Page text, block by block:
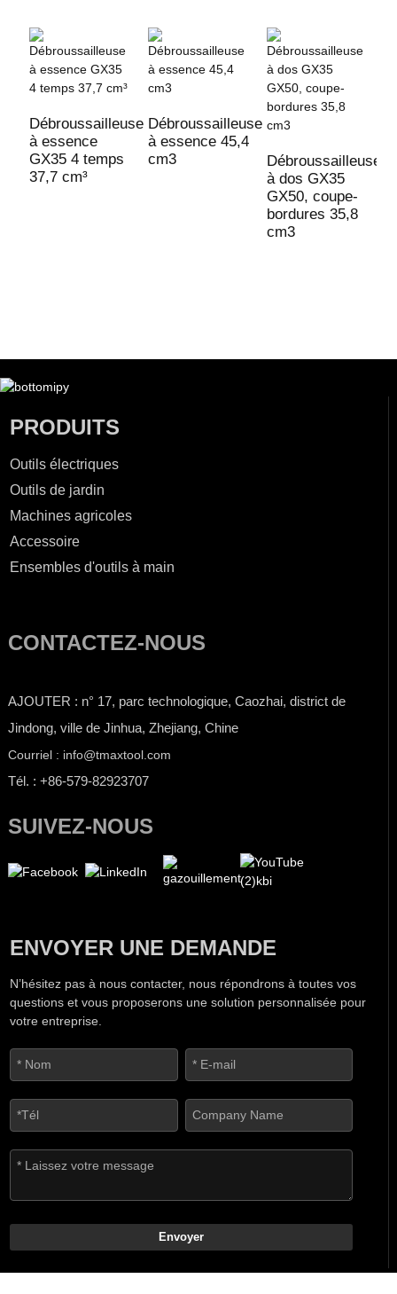
Débroussailleuse
à essence
GX35 4 temps
37,7 cm³
Débroussailleuse
à essence 45,4
cm3
Débroussailleuse
à dos GX35
GX50, coupe-
bordures 35,8
cm3
PRODUITS
Outils électriques
Outils de jardin
Machines agricoles
Accessoire
Ensembles d'outils à main
CONTACTEZ-NOUS
AJOUTER : n° 17, parc technologique, Caozhai, district de
Jindong, ville de Jinhua, Zhejiang, Chine
Courriel : info@tmaxtool.com
Tél. : +86-579-82923707
SUIVEZ-NOUS
ENVOYER UNE DEMANDE
N’hésitez pas à nous contacter, nous répondrons à toutes vos
questions et vous proposerons une solution personnalisée pour
votre entreprise.
Envoyer